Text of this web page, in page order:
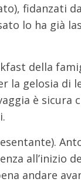
fidanzati
lo ha già
della
la gelosia di
è sicura
all’inizio
andare